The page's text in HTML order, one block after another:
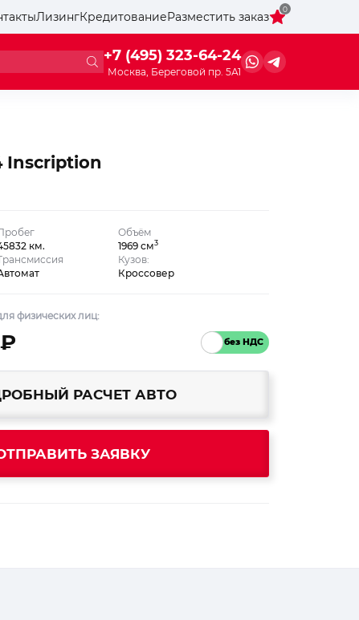
ЛизингКредитованиеРазместить заказ
0
+7 (495) 323-64-24
Москва, Береговой пр. 5А1
Inscription
км.
Объём
1969 см3
Кузов:
Кроссовер
физических лиц:
РАСЧЕТ АВТО
ОТПРАВИТЬ ЗАЯВКУ